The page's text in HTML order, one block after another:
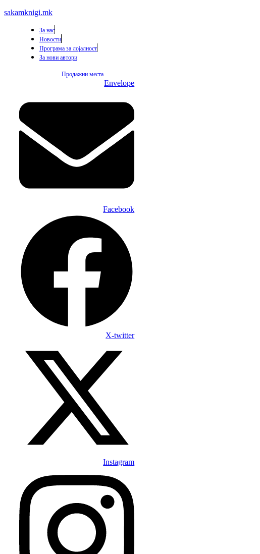
sakamknigi.mk
За нас
Новости
Програма за лојалност
За нови автори
Продажни места
Envelope
Facebook
X-twitter
Instagram